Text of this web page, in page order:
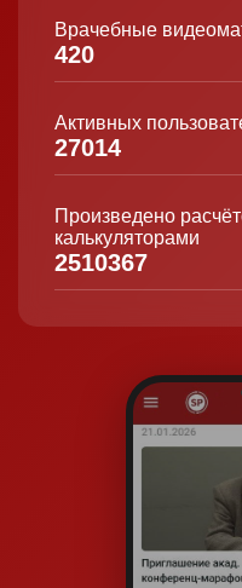
Врачебные
420
Активных
27014
Произведено
калькуляторами
2510367